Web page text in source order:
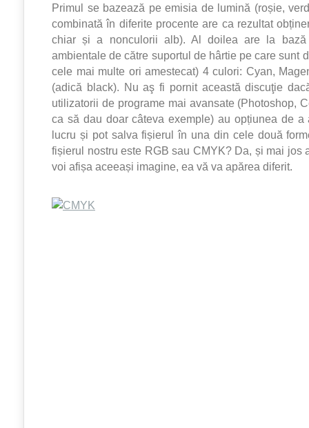
Primul se bazează pe emisia de lumină (roșie,
combinată în diferite procente are ca rezultat
chiar și a nonculorii alb). Al doilea are la bază
ambientale de către suportul de hârtie pe care sunt
cele mai multe ori amestecat) 4 culori: Cyan,
(adică black). Nu aş fi pornit această discuţie
utilizatorii de programe mai avansate (Photoshop,
ca să dau doar câteva exemple) au opțiunea de a
lucru și pot salva fișierul în una din cele două
fișierul nostru este RGB sau CMYK? Da, și mai jos
voi afișa aceeași imagine, ea vă va apărea diferit.